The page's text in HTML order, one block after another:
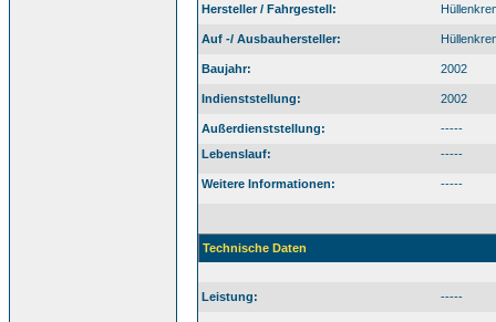
Hersteller / Fahrgestell:
Auf -/ Ausbauhersteller:
Baujahr: 2002
Indienststellung: 2002
Außerdienststellung:
-----
Lebenslauf:
-----
Weitere Informationen: -----
Technische Daten
Leistung: -----